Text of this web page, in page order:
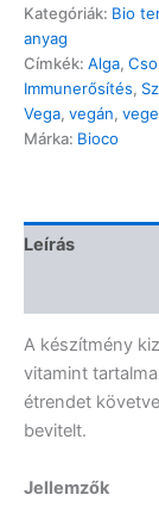
Kategóriák: Bio
anyag
Címkék: Alga,
Immunerősítés,
Vega, vegán,
Márka: Bioco
Leírás
A készítmény
vitamint
étrendet
bevitelt.
Jellemzők